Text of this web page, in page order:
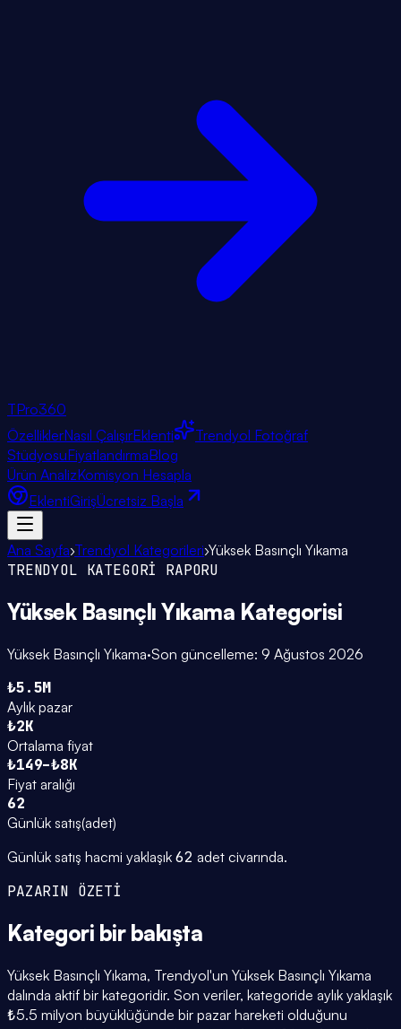
TPro360
ÖzelliklerNasıl ÇalışırEklenti
Trendyol Fotoğraf
StüdyosuFiyatlandırmaBlog
Ürün AnalizKomisyon Hesapla
EklentiGirişÜcretsiz Başla
Ana Sayfa›Trendyol Kategorileri›Yüksek Basınçlı Yıkama
TRENDYOL KATEGORİ RAPORU
Yüksek Basınçlı Yıkama Kategorisi
Yüksek Basınçlı Yıkama·Son güncelleme: 9 Ağustos 2026
₺5.5M
Aylık pazar
₺2K
Ortalama fiyat
₺149–₺8K
Fiyat aralığı
62
Günlük satış(adet)
Günlük satış hacmi yaklaşık 62 adet civarında.
PAZARIN ÖZETİ
Kategori bir bakışta
Yüksek Basınçlı Yıkama, Trendyol'un Yüksek Basınçlı Yıkama
dalında aktif bir kategoridir. Son veriler, kategoride aylık yaklaşık
₺5.5 milyon büyüklüğünde bir pazar hareketi olduğunu